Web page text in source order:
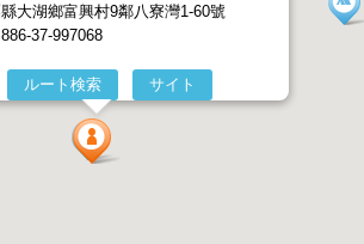
大湖鄉富興村9鄰八寮灣1-60號
37-997068
ルート検索 サイト